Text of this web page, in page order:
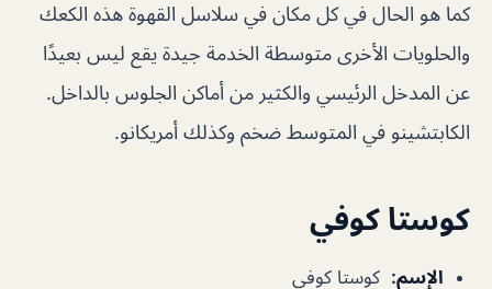
كما هو الحال في كل مكان في سلاسل القهوة هذه الكعك
والحلويات الأخرى متوسطة الخدمة جيدة يقع ليس بعيدًا
عن المدخل الرئيسي والكثير من أماكن الجلوس بالداخل.
الكابتشينو في المتوسط ​​ضخم وكذلك أمريكانو.
كوستا كوفي
الإسم: كوستا كوفي